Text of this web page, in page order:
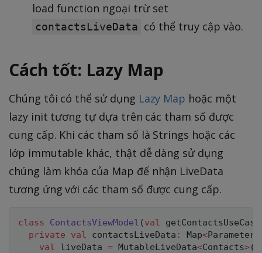
load function ngoại trừ set
contactsLiveData có thể truy cập vào.
Cách tốt: Lazy Map
Chúng tôi có thể sử dụng Lazy Map hoặc một
lazy init tương tự dựa trên các tham số được
cung cấp. Khi các tham số là Strings hoặc các
lớp immutable khác, thật dễ dàng sử dụng
chúng làm khóa của Map để nhận LiveData
tương ứng với các tham số được cung cấp.
class ContactsViewModel ( val getContactsUseCase
private
val contactsLiveData : Map<Parameters
val
liveData = MutableLiveData<Contacts>(